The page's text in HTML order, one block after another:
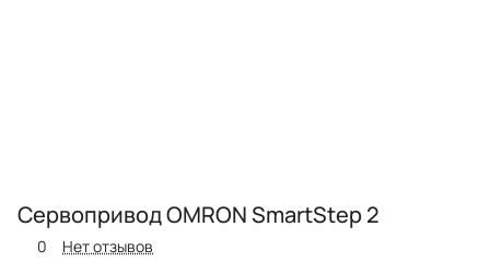
Сервопривод OMRON SmartStep 2
0 Нет отзывов